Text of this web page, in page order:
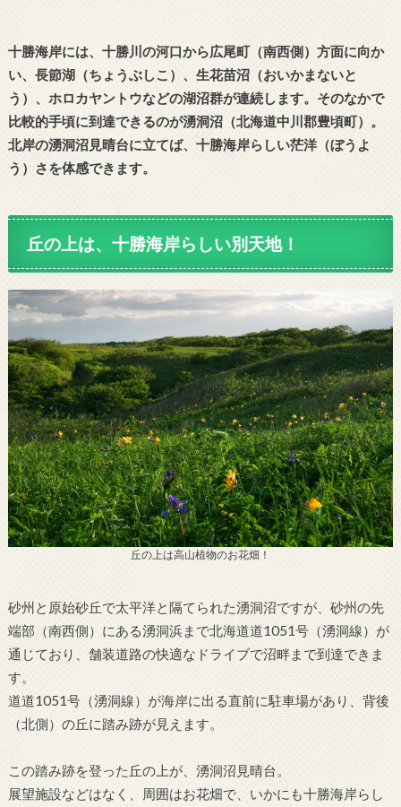
十勝海岸には、十勝川の河口から広尾町（南西側）方面に向か
い、長節湖（ちょうぶしこ）、生花苗沼（おいかまないと
う）、ホロカヤントウなどの湖沼群が連続します。そのなかで
比較的手頃に到達できるのが湧洞沼（北海道中川郡豊頃町）。
北岸の湧洞沼見晴台に立てば、十勝海岸らしい茫洋（ぼうよ
う）さを体感できます。
丘の上は、十勝海岸らしい別天地！
丘の上は高山植物のお花畑！
砂州と原始砂丘で太平洋と隔てられた湧洞沼ですが、砂州の先
端部（南西側）にある湧洞浜まで北海道道1051号（湧洞線）が
通じており、舗装道路の快適なドライブで沼畔まで到達できま
す。
道道1051号（湧洞線）が海岸に出る直前に駐車場があり、背後
（北側）の丘に踏み跡が見えます。
この踏み跡を登った丘の上が、湧洞沼見晴台。
展望施設などはなく、周囲はお花畑で、いかにも十勝海岸らし